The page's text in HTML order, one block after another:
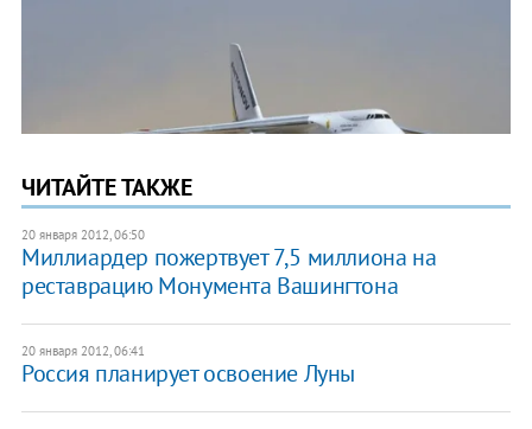
ЧИТАЙТЕ ТАКЖЕ
20 января 2012, 06:50
Миллиардер пожертвует 7,5 миллиона на
реставрацию Монумента Вашингтона
20 января 2012, 06:41
Россия планирует освоение Луны